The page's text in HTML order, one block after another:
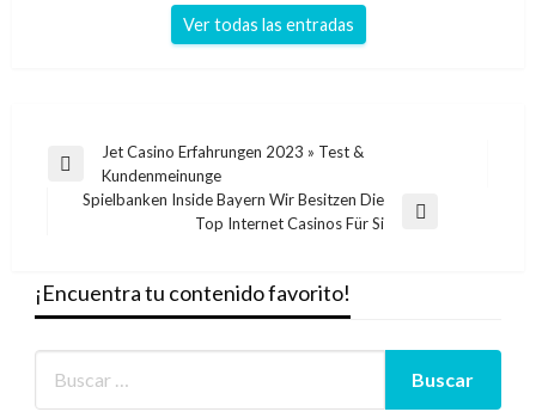
Ver todas las entradas
Navegación
Entrada
anterior
Jet Casino Erfahrungen 2023 » Test &
Kundenmeinunge
Spielbanken Inside Bayern Wir Besitzen Die
Top Internet Casinos Für Si
¡Encuentra tu contenido favorito!